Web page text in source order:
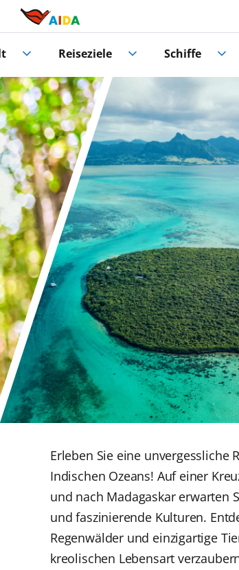
Reiseziele Schiffe
Erleben Sie eine unvergessliche
Indischen Ozeans! Auf einer
und nach Madagaskar erwarten
und faszinierende Kulturen.
Regenwälder und einzigartige
kreolischen Lebensart